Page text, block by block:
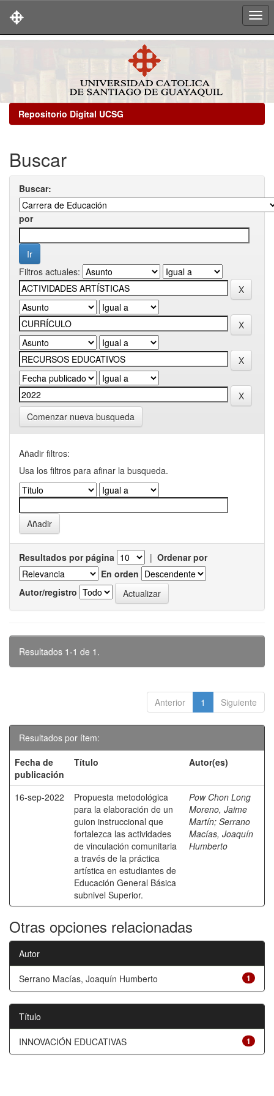
Repositorio Digital UCSG
Buscar
Buscar:
por
Filtros actuales:
Comenzar nueva busqueda
Añadir filtros:
Usa los filtros para afinar la busqueda.
Resultados por página | Ordenar por
En orden
Autor/registro
Resultados 1-1 de 1.
Anterior 1 Siguiente
Resultados por ítem:
Fecha de
publicación
Título Autor(es)
16-sep-2022
Propuesta metodológica
para la elaboración de un
guion instruccional que
fortalezca las actividades
de vinculación comunitaria
a través de la práctica
artística en estudiantes de
Educación General Básica
subnivel Superior.
Pow Chon Long
Moreno, Jaime
Martín; Serrano
Macías, Joaquín
Humberto
Otras opciones relacionadas
Autor
1
Serrano Macías, Joaquín Humberto
Título
1
INNOVACIÓN EDUCATIVAS